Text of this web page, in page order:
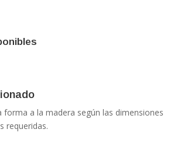
forma a la madera según las dimensiones
requeridas.